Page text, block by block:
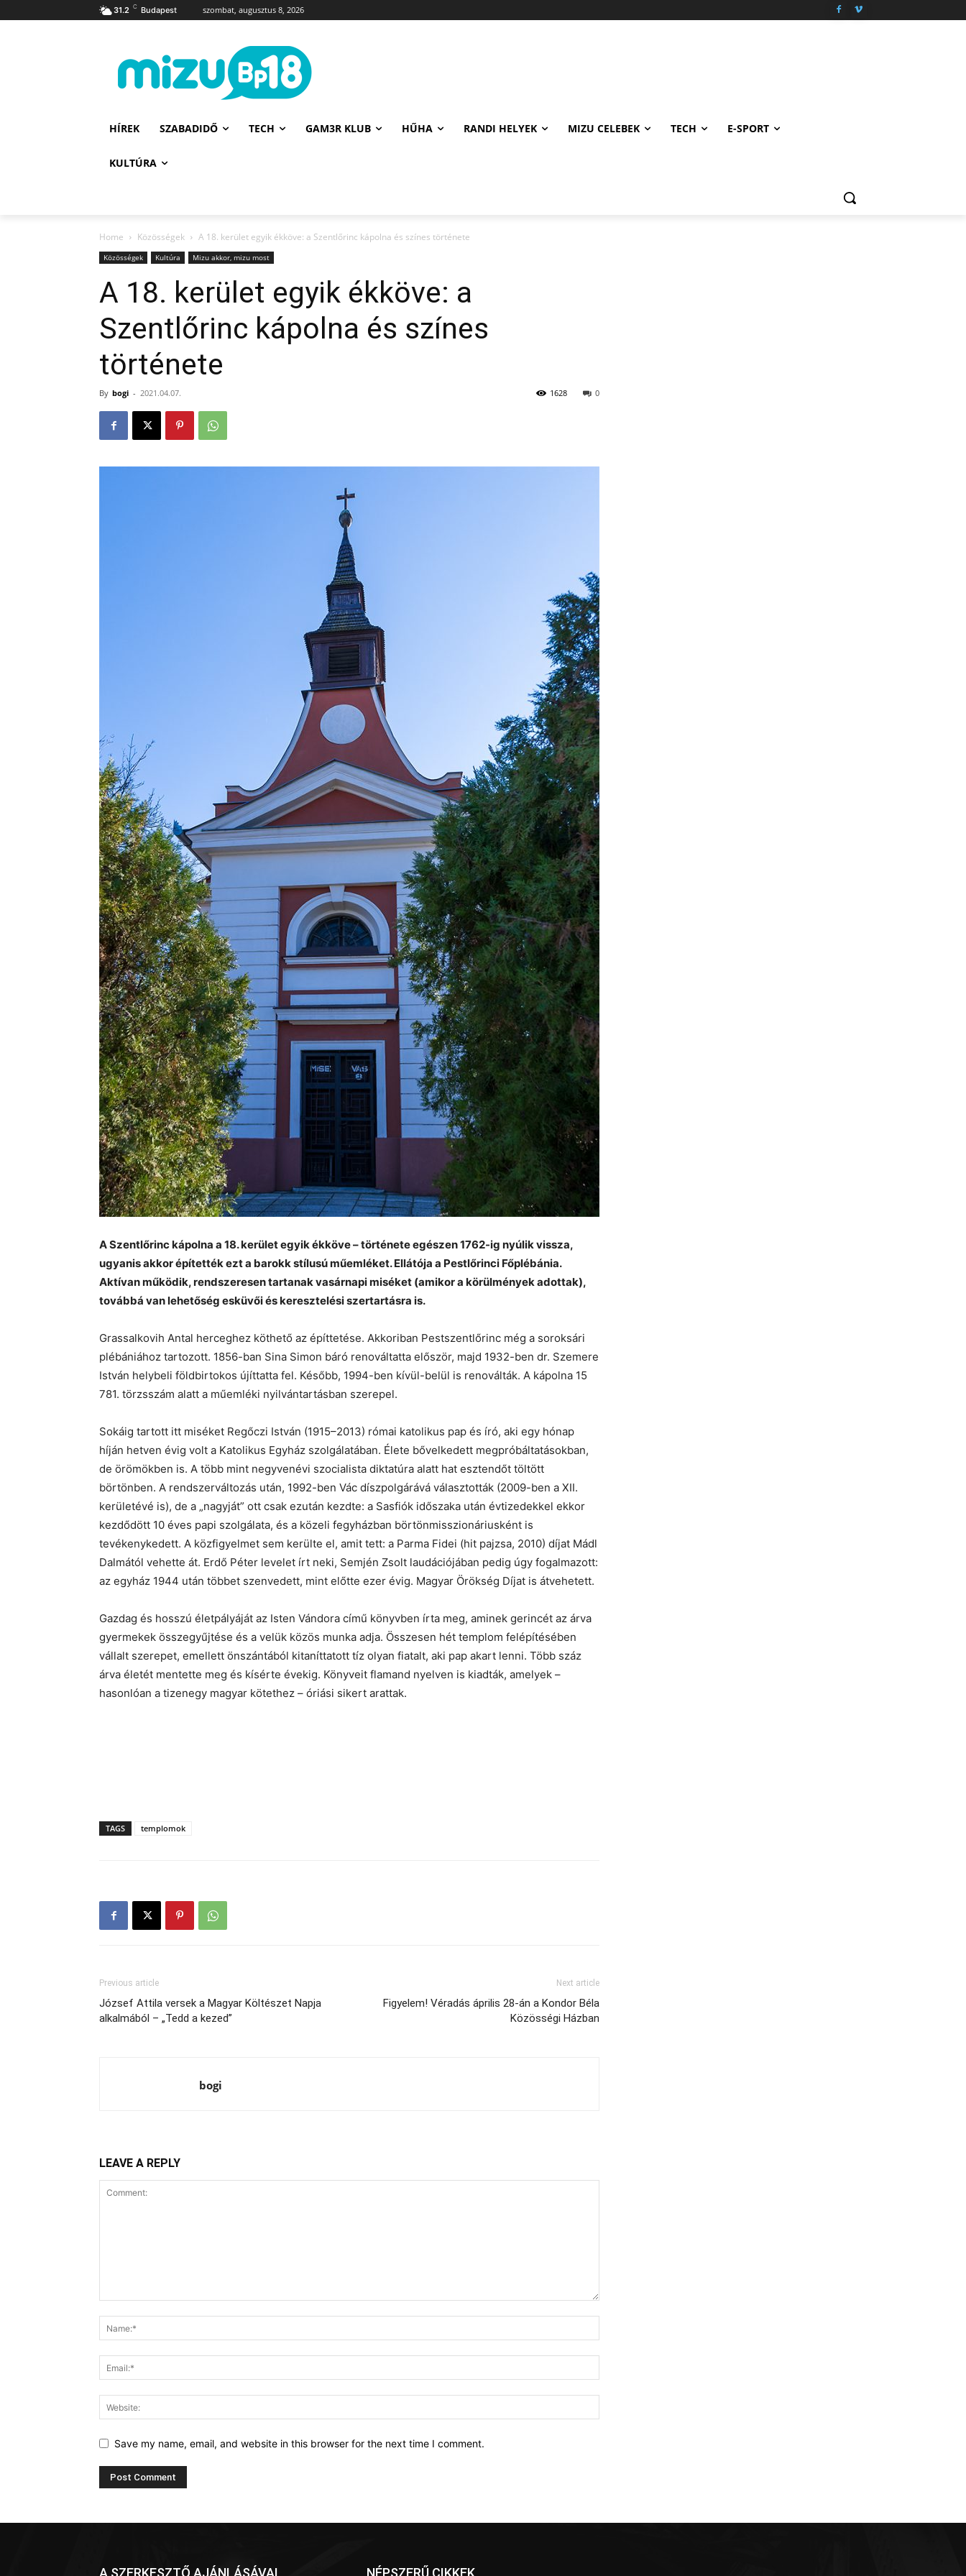
31.2 C Budapest szombat, augusztus 8, 2026
HÍREK SZABADIDŐ TECH GAM3R KLUB HŰHA RANDI HELYEK MIZU CELEBEK TECH E-SPORT
KULTÚRA
Home Közösségek A 18. kerület egyik ékköve: a Szentlőrinc kápolna és színes története
Közösségek Kultúra Mizu akkor, mizu most
A 18. kerület egyik ékköve: a
Szentlőrinc kápolna és színes
története
By bogi - 2021.04.07. 0
1628
A Szentlőrinc kápolna a 18. kerület egyik ékköve – története egészen 1762-ig nyúlik vissza,
ugyanis akkor építették ezt a barokk stílusú műemléket. Ellátója a Pestlőrinci Főplébánia.
Aktívan működik, rendszeresen tartanak vasárnapi miséket (amikor a körülmények adottak),
továbbá van lehetőség esküvői és keresztelési szertartásra is.
Grassalkovih Antal herceghez köthető az építtetése. Akkoriban Pestszentlőrinc még a soroksári
plébániához tartozott. 1856-ban Sina Simon báró renováltatta először, majd 1932-ben dr. Szemere
István helybeli földbirtokos újíttatta fel. Később, 1994-ben kívül-belül is renoválták. A kápolna 15
781. törzsszám alatt a műemléki nyilvántartásban szerepel.
Sokáig tartott itt miséket Regőczi István (1915–2013) római katolikus pap és író, aki egy hónap
híján hetven évig volt a Katolikus Egyház szolgálatában. Élete bővelkedett megpróbáltatásokban,
de örömökben is. A több mint negyvenévi szocialista diktatúra alatt hat esztendőt töltött
börtönben. A rendszerváltozás után, 1992-ben Vác díszpolgárává választották (2009-ben a XII.
kerületévé is), de a „nagyját” ott csak ezután kezdte: a Sasfiók időszaka után évtizedekkel ekkor
kezdődött 10 éves papi szolgálata, és a közeli fegyházban börtönmisszionáriusként is
tevékenykedett. A közfigyelmet sem kerülte el, amit tett: a Parma Fidei (hit pajzsa, 2010) díjat Mádl
Dalmától vehette át. Erdő Péter levelet írt neki, Semjén Zsolt laudációjában pedig úgy fogalmazott:
az egyház 1944 után többet szenvedett, mint előtte ezer évig. Magyar Örökség Díjat is átvehetett.
Gazdag és hosszú életpályáját az Isten Vándora című könyvben írta meg, aminek gerincét az árva
gyermekek összegyűjtése és a velük közös munka adja. Összesen hét templom felépítésében
vállalt szerepet, emellett önszántából kitaníttatott tíz olyan fiatalt, aki pap akart lenni. Több száz
árva életét mentette meg és kísérte évekig. Könyveit flamand nyelven is kiadták, amelyek –
hasonlóan a tizenegy magyar kötethez – óriási sikert arattak.
TAGS templomok
Previous article
József Attila versek a Magyar Költészet Napja
alkalmából – „Tedd a kezed”
Next article
Figyelem! Véradás április 28-án a Kondor Béla
Közösségi Házban
bogi
LEAVE A REPLY
Save my name, email, and website in this browser for the next time I comment.
A SZERKESZTŐ AJÁNLÁSÁVAL NÉPSZERŰ CIKKEK